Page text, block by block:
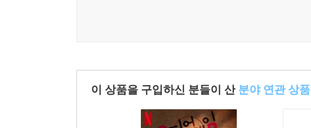
이 상품을 구입하신 분들이 산 분야 연관 상품